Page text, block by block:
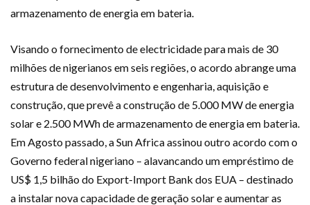
armazenamento de energia em bateria.
Visando o fornecimento de electricidade para mais de 30
milhões de nigerianos em seis regiões, o acordo abrange uma
estrutura de desenvolvimento e engenharia, aquisição e
construção, que prevê a construção de 5.000 MW de energia
solar e 2.500 MWh de armazenamento de energia em bateria.
Em Agosto passado, a Sun Africa assinou outro acordo com o
Governo federal nigeriano – alavancando um empréstimo de
US$ 1,5 bilhão do Export-Import Bank dos EUA – destinado
a instalar nova capacidade de geração solar e aumentar as